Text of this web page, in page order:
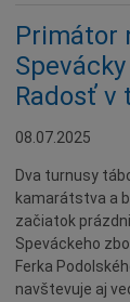
Primátor
Radosť v
08.07.2025
Dva turnusy
kamarátstva a
začiatok
Speváckeho
Ferka
navštevuje aj